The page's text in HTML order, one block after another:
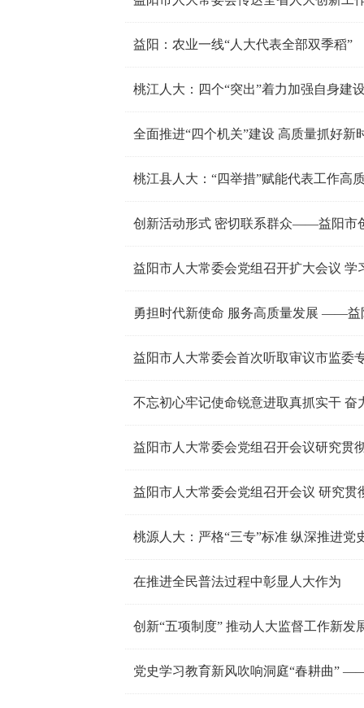
益阳：农业一线“人大代表全部双季稻”
桃江人大：四个“突出”着力加强自身建
全面推进“四个机关”建设 高质量抓好新
桃江县人大：“四举措”赋能代表工作高
益阳市人大常委会首次听取审议市监委
益阳市人大常委会党组召开会议研究贯
益阳市人大常委会党组召开会议 研究
桃源人大：严格“三专”标准 纵深推进党
在推进全民普法过程中彰显人大作为
创新“五项制度” 推动人大监督工作新发